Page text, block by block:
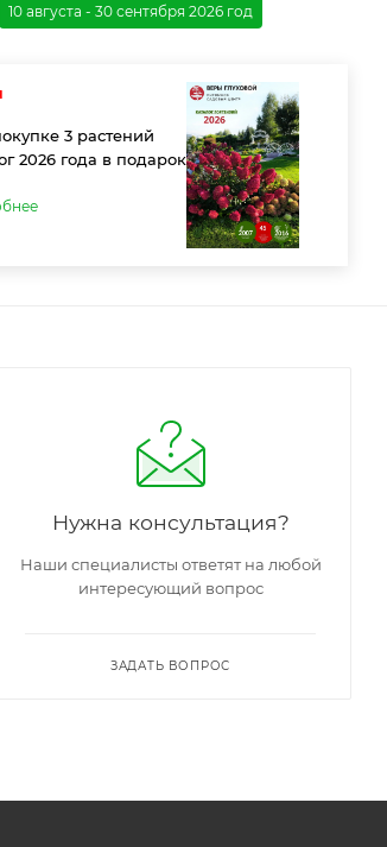
10 августа - 30 сентября 2026 год
3 растений
2026 года в подарок
Нужна консультация?
Наши специалисты ответят на любой
интересующий вопрос
ЗАДАТЬ ВОПРОС